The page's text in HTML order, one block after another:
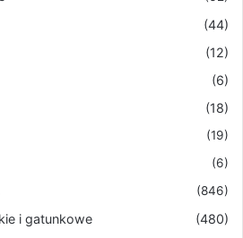
(44)
(12)
(6)
(18)
(19)
(6)
(846)
i gatunkowe
(480)